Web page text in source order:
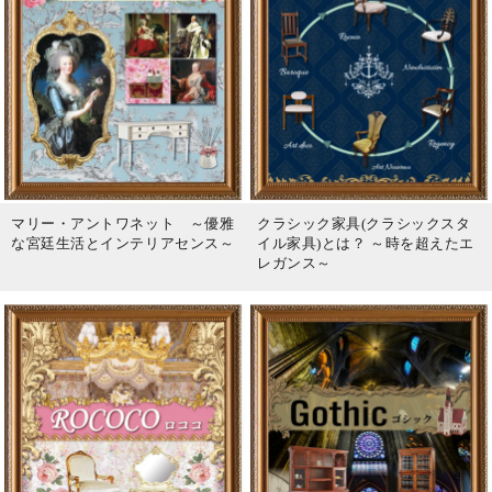
マリー・アントワネット ～優雅
な宮廷生活とインテリアセンス～
クラシック家具(クラシックスタ
イル家具)とは？ ～時を超えたエ
レガンス～